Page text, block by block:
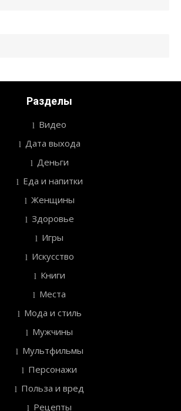
Разделы
Видео
Дата выхода
Деньги
Еда и напитки
Женщины
Здоровье
Игры
Искусство
Книги
Места
Мода и стиль
Мужчины
Мультфильмы
Персонажи
Польза и вред
Рецепты